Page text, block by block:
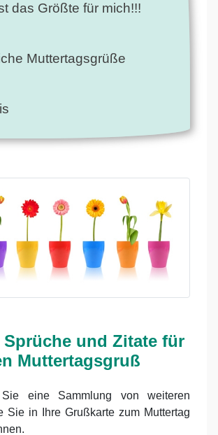
das Größte für mich!!!
Muttertagsgrüße
Sprüche und Zitate für
Muttertagsgruß
eine Sammlung von weiteren
Sie in Ihre Grußkarte zum Muttertag